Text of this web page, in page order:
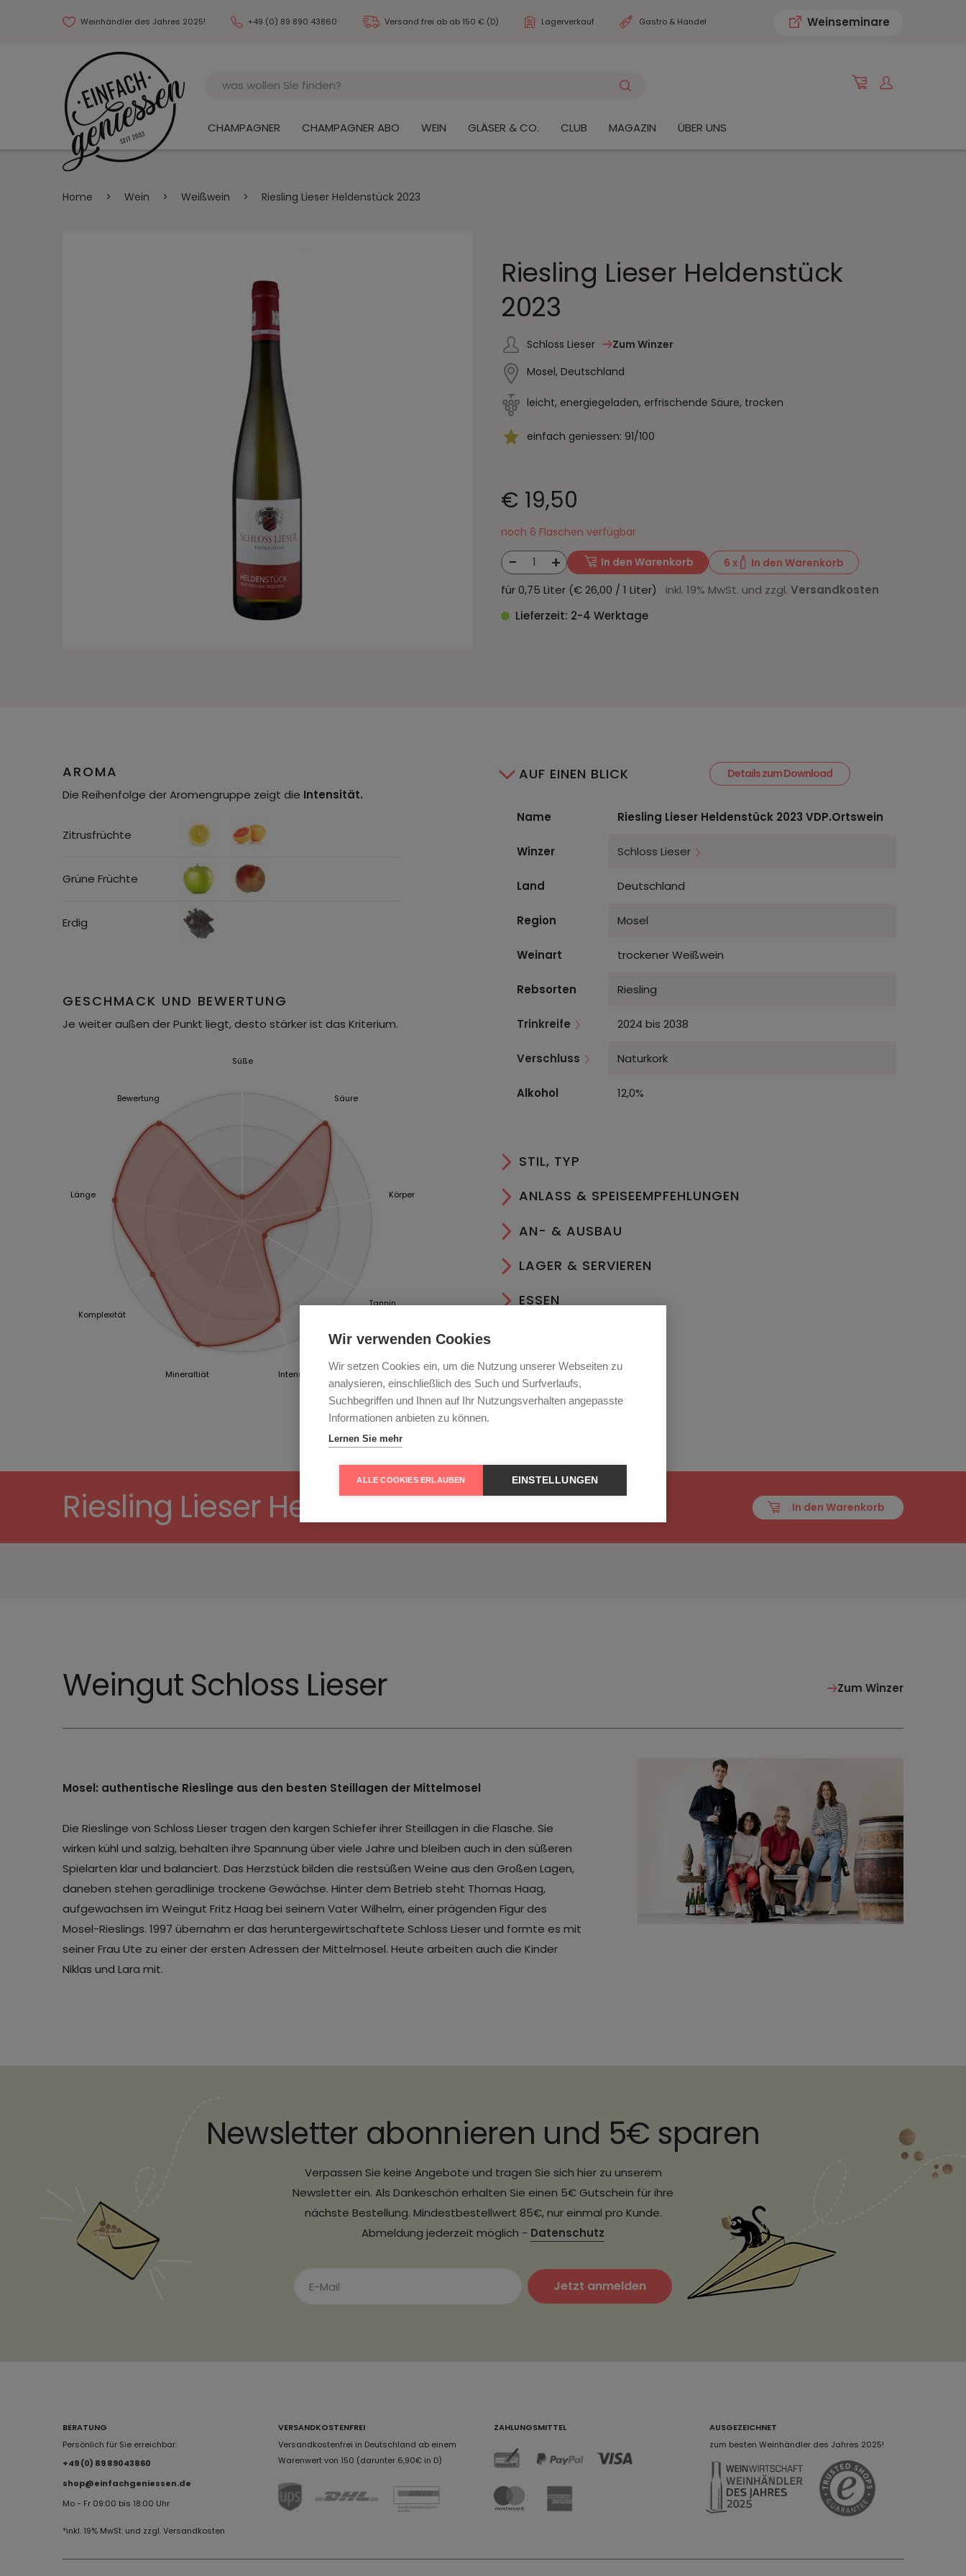
Weinhändler des Jahres 2025! +49 (0) 89 890 43860 Versand frei ab ab 150 € (D) Lagerverkauf Gastro & Handel Weinseminare
CHAMPAGNER CHAMPAGNER ABO WEIN GLÄSER & CO. CLUB MAGAZIN ÜBER UNS
Home > Wein > Weißwein > Riesling Lieser Heldenstück 2023
Riesling Lieser Heldenstück
2023
Schloss Lieser
Zum Winzer
Mosel, Deutschland
leicht, energiegeladen, erfrischende Säure, trocken
einfach geniessen: 91/100
€ 19,50
noch 6 Flaschen verfügbar
- 1 + In den Warenkorb 6 x In den Warenkorb
für 0,75 Liter (€ 26,00 / 1 Liter) inkl. 19% MwSt. und zzgl. Versandkosten
Lieferzeit: 2-4 Werktage
AROMA
Die Reihenfolge der Aromengruppe zeigt die Intensität.
Zitrusfrüchte
Grüne Früchte
Erdig
GESCHMACK UND BEWERTUNG
Je weiter außen der Punkt liegt, desto stärker ist das Kriterium.
Süße
Säure
Körper
Tannin
Intensität
Mineraltiät
Komplexität
Länge
Bewertung
AUF EINEN BLICK Details zum Download
Name Riesling Lieser Heldenstück 2023 VDP.Ortswein
Winzer Schloss Lieser
Land Deutschland
Region Mosel
Weinart trockener Weißwein
Rebsorten Riesling
Trinkreife 2024 bis 2038
Verschluss Naturkork
Alkohol 12,0%
STIL, TYP
ANLASS & SPEISEEMPFEHLUNGEN
AN- & AUSBAU
LAGER & SERVIEREN
ESSEN
Riesling Lieser Heldenstück In den Warenkorb
Weingut Schloss Lieser Zum Winzer
Mosel: authentische Rieslinge aus den besten Steillagen der Mittelmosel
Die Rieslinge von Schloss Lieser tragen den kargen Schiefer ihrer Steillagen in die Flasche. Sie
wirken kühl und salzig, behalten ihre Spannung über viele Jahre und bleiben auch in den süßeren
Spielarten klar und balanciert. Das Herzstück bilden die restsüßen Weine aus den Großen Lagen,
daneben stehen geradlinige trockene Gewächse. Hinter dem Betrieb steht Thomas Haag,
aufgewachsen im Weingut Fritz Haag bei seinem Vater Wilhelm, einer prägenden Figur des
Mosel-Rieslings. 1997 übernahm er das heruntergewirtschaftete Schloss Lieser und formte es mit
seiner Frau Ute zu einer der ersten Adressen der Mittelmosel. Heute arbeiten auch die Kinder
Niklas und Lara mit.
Newsletter abonnieren und 5€ sparen
Verpassen Sie keine Angebote und tragen Sie sich hier zu unserem
Newsletter ein. Als Dankeschön erhalten Sie einen 5€ Gutschein für ihre
nächste Bestellung. Mindestbestellwert 85€, nur einmal pro Kunde.
Abmeldung jederzeit möglich - Datenschutz
Jetzt anmelden
BERATUNG
Persönlich für Sie erreichbar:
+49 (0) 89 89043860
shop@einfachgeniessen.de
Mo - Fr 09:00 bis 18:00 Uhr
*inkl. 19% MwSt. und zzgl. Versandkosten
VERSANDKOSTENFREI
Versandkostenfrei in Deutschland ab einem
Warenwert von 150 (darunter 6,90€ in D)
ZAHLUNGSMITTEL
AUSGEZEICHNET
zum besten Weinhändler des Jahres 2025!
Wir verwenden Cookies
Wir setzen Cookies ein, um die Nutzung unserer Webseiten zu
analysieren, einschließlich des Such und Surfverlaufs,
Suchbegriffen und Ihnen auf Ihr Nutzungsverhalten angepasste
Informationen anbieten zu können.
Lernen Sie mehr
ALLE COOKIES ERLAUBEN EINSTELLUNGEN